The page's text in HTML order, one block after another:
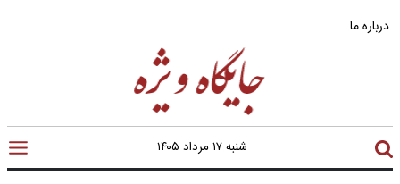
درباره ما
شنبه ۱۷ مرداد ۱۴۰۵